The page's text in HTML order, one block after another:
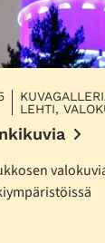
LEHTI,